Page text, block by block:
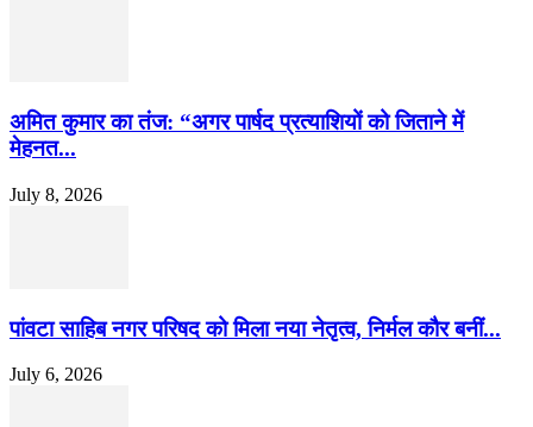
अमित कुमार का तंज: “अगर पार्षद प्रत्याशियों को जिताने में
मेहनत...
July 8, 2026
पांवटा साहिब नगर परिषद को मिला नया नेतृत्व, निर्मल कौर बनीं...
July 6, 2026